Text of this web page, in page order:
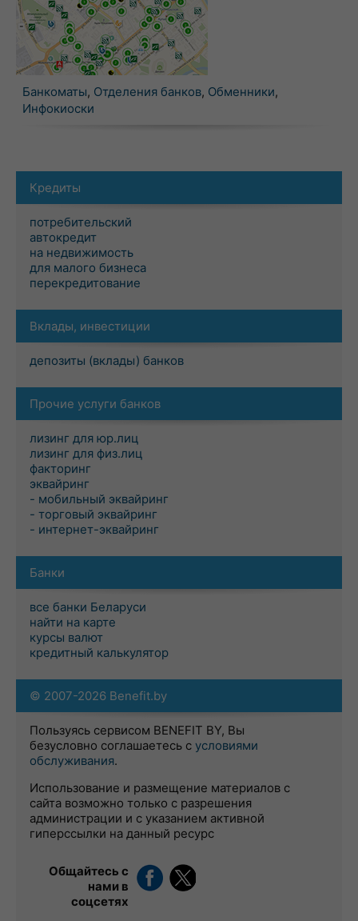
Банкоматы, Отделения банков, Обменники,
Инфокиоски
Кредиты
потребительский
автокредит
на недвижимость
для малого бизнеса
перекредитование
Вклады, инвестиции
депозиты (вклады) банков
Прочие услуги банков
лизинг для юр.лиц
лизинг для физ.лиц
факторинг
эквайринг
- мобильный эквайринг
- торговый эквайринг
- интернет-эквайринг
Банки
все банки Беларуси
найти на карте
курсы валют
кредитный калькулятор
© 2007-2026 Benefit.by
Пользуясь сервисом BENEFIT BY, Вы
безусловно соглашаетесь с условиями
обслуживания.
Использование и размещение материалов с
сайта возможно только с разрешения
администрации и с указанием активной
гиперссылки на данный ресурс
Общайтесь с
нами в
соцсетях